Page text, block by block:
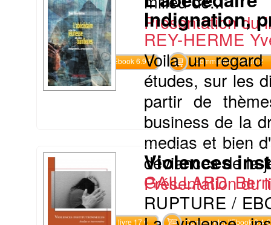
Présentation du
Commander l'Ebook 6.9 € Commander l'epub 2
Indignation,
REY-HERME
Voila un
études, sur les
partir de
business de la
medias et bien
déviances de la
Présentation du
Commander le livre 17 € Commander l'Ebook 8.4 €
Violences
GAILLARD
RUPTURE /